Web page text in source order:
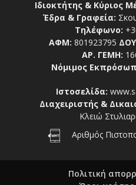
Ιδιοκτήτης & Κύριος
Έδρα & Γραφεία:
Τηλέφωνο:
ΑΦΜ: 801923795
ΑΡ. ΓΕΜΗ:
Νόμιμος
Ιστοσελίδα:
Διαχειριστής &
Κλειώ
Αριθμός
Πολιτική